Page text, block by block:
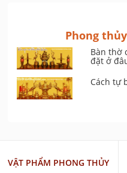
Phong
Bàn thờ
đặt ở
Cách tự
VẬT PHẨM PHONG THỦY